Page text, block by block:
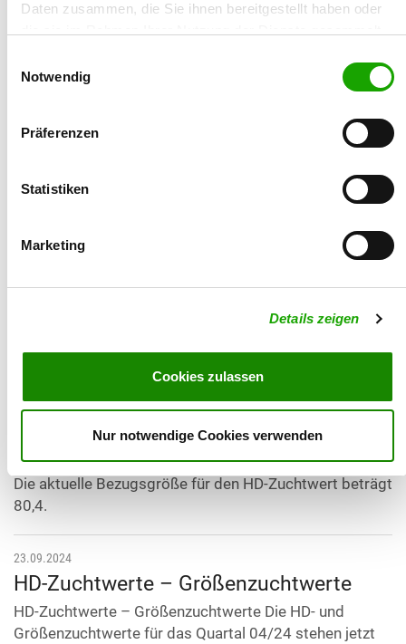
Daten zusammen, die Sie ihnen bereitgestellt haben oder
Sie unsere Webseite weiterhin nutzen.
Notwendig
Präferenzen
Statistiken
Marketing
Details zeigen
Cookies zulassen
Nur notwendige Cookies verwenden
HD-Zuchtwerte – Größenzuchtwerte
Größenzuchtwerte für das Quartal 02/25 stehen jetzt
Die aktuelle Bezugsgröße für den HD-Zuchtwert beträgt
80,2.
21.02.2025
2025
kann es vereinzelt noch zu Fehlern kommen.
Größenzuchtwerte für das Quartal 01/25 stehen jetzt
zur Verfügung.
Die aktuelle Bezugsgröße für den HD-Zuchtwert beträgt
80,4.
23.09.2024
HD-Zuchtwerte – Größenzuchtwerte
HD-Zuchtwerte – Größenzuchtwerte Die HD- und
Größenzuchtwerte für das Quartal 04/24 stehen jetzt